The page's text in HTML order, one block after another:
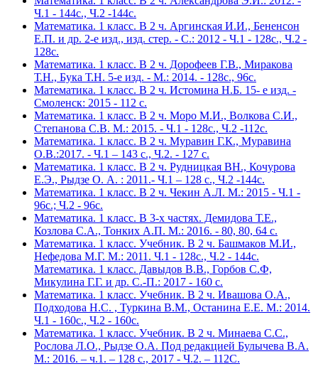
Ч.1 - 144с., Ч.2 -144с.
Математика. 1 класс. В 2 ч. Аргинская И.И., Бененсон
Е.П. и др. 2-е изд., изд. стер. - С.: 2012 - Ч.1 - 128с., Ч.2 -
128с.
Математика. 1 класс. В 2 ч. Дорофеев Г.В., Миракова
Т.Н., Бука Т.Н. 5-е изд. - М.: 2014. - 128с., 96с.
Математика. 1 класс. В 2 ч. Истомина Н.Б. 15- е изд. -
Смоленск: 2015 - 112 с.
Математика. 1 класс. В 2 ч. Моро М.И., Волкова С.И.,
Степанова С.В. М.: 2015. - Ч.1 - 128с., Ч.2 -112с.
Математика. 1 класс. В 2 ч. Муравин Г.К., Муравина
О.В.:2017. - Ч.1 – 143 с., Ч.2. - 127 с.
Математика. 1 класс. В 2 ч. Рудницкая ВН., Кочурова
Е.Э., Рыдзе О. А. : 2011.- Ч.1 – 128 с., Ч.2 -144с.
Математика. 1 класс. В 2 ч. Чекин А.Л. М.: 2015 - Ч.1 -
96с.; Ч.2 - 96с.
Математика. 1 класс. В 3-х частях. Демидова Т.Е.,
Козлова С.А., Тонких А.П. М.: 2016. - 80, 80, 64 с.
Математика. 1 класс. Учебник. В 2 ч. Башмаков М.И.,
Нефедова М.Г. М.: 2011. Ч.1 - 128с., Ч.2 - 144с.
Математика. 1 класс. Давыдов В.В., Горбов С.Ф,
Микулина Г.Г. и др. С.-П.: 2017 - 160 с.
Математика. 1 класс. Учебник. В 2 ч. Ивашова О.А.,
Подходова Н.С. , Туркина В.М., Останина Е.Е. М.: 2014.
Ч.1 - 160с., Ч.2 - 160с.
Математика. 1 класс. Учебник. В 2 ч. Минаева С.С.,
Рослова Л.О., Рыдзе О.А. Под редакцией Булычева В.А.
М.: 2016. – ч.1. – 128 с., 2017 - Ч.2. – 112С.